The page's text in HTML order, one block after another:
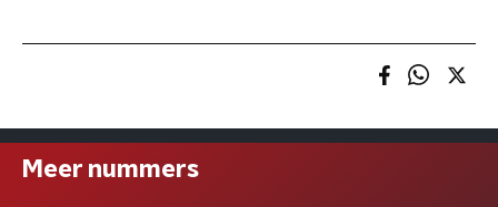
Meer nummers